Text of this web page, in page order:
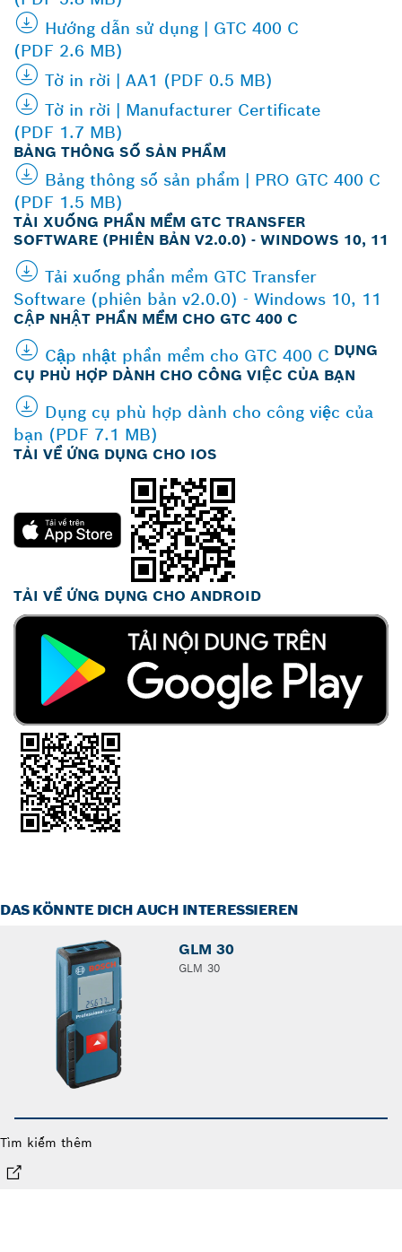
Hướng dẫn sử dụng | GTC 400 C
(PDF 2.6 MB)
Tờ in rời | AA1 (PDF 0.5 MB)
Tờ in rời | Manufacturer Certificate
(PDF 1.7 MB)
BẢNG THÔNG SỐ SẢN PHẨM
Bảng thông số sản phẩm | PRO GTC 400 C
(PDF 1.5 MB)
TẢI XUỐNG PHẦN MỀM GTC TRANSFER
SOFTWARE (PHIÊN BẢN V2.0.0) - WINDOWS 10, 11
Tải xuống phần mềm GTC Transfer
Software (phiên bản v2.0.0) - Windows 10, 11
CẬP NHẬT PHẦN MỀM CHO GTC 400 C
Cập nhật phần mềm cho GTC 400 C DỤNG
CỤ PHÙ HỢP DÀNH CHO CÔNG VIỆC CỦA BẠN
Dụng cụ phù hợp dành cho công việc của
bạn (PDF 7.1 MB)
TẢI VỀ ỨNG DỤNG CHO IOS
TẢI VỀ ỨNG DỤNG CHO ANDROID
DAS KÖNNTE DICH AUCH INTERESSIEREN
GLM 30
GLM 30
Tìm kiếm thêm